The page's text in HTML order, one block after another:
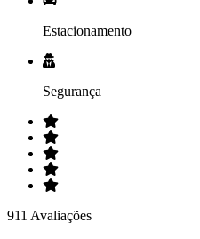
Estacionamento
Segurança
911 Avaliações